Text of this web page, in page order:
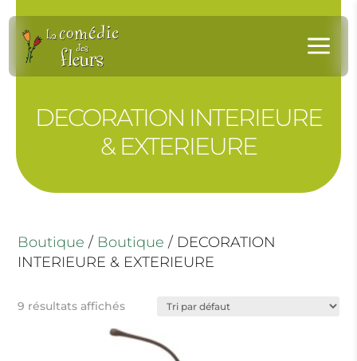
a
DECORATION INTERIEURE
& EXTERIEURE
Boutique / Boutique / DECORATION
INTERIEURE & EXTERIEURE
9 résultats affichés